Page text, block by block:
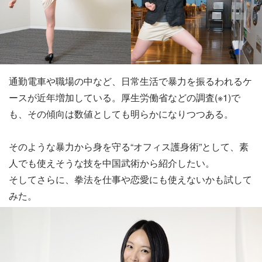
通勤電車や職場の中など、日常生活で暴力を振るわれるケ
ースが近年増加している。厚生労働省などの調査(※1)で
も、その傾向は数値としても明らかになりつつある。
そのような暴力から身を守る“オフィス護身術”として、素
人でも使えそうな技を中国武術から紹介したい。
そしてさらに、拳法を仕事や恋愛にも使えないかも試して
みた。